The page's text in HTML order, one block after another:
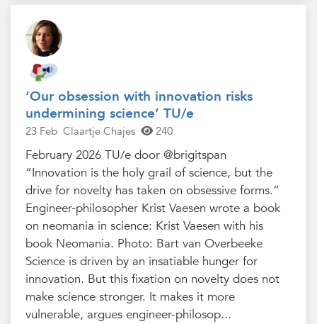
‘Our obsession with innovation risks
undermining science’ TU/e
23 Feb Claartje Chajes 240
February 2026 TU/e door @brigitspan
“Innovation is the holy grail of science, but the
drive for novelty has taken on obsessive forms.”
Engineer-philosopher Krist Vaesen wrote a book
on neomania in science: Krist Vaesen with his
book Neomania. Photo: Bart van Overbeeke
Science is driven by an insatiable hunger for
innovation. But this fixation on novelty does not
make science stronger. It makes it more
vulnerable, argues engineer-philosop...